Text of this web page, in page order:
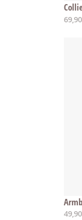
Ab